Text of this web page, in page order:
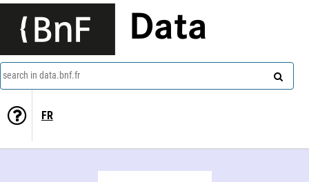
Data
search in data.bnf.fr
FR